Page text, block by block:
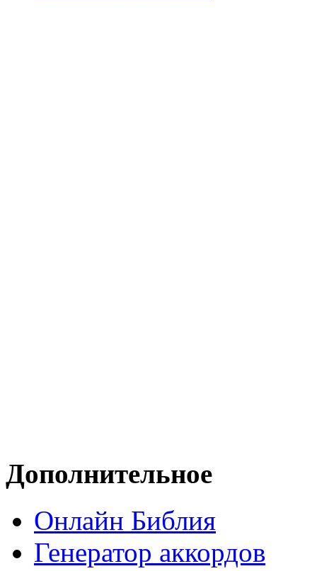
Дополнительное
Онлайн Библия
Генератор аккордов